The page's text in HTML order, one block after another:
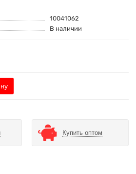
10041062
В наличии
Купить оптом